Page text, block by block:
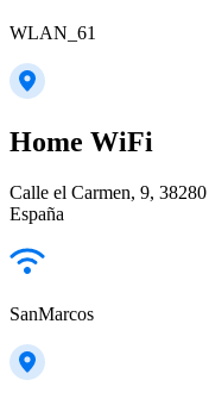
WLAN_61
Home WiFi
Calle el Carmen, 9,
España
SanMarcos